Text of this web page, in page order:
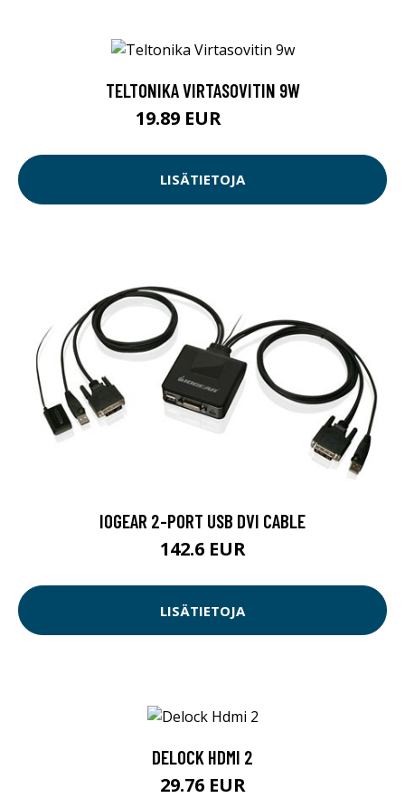
TELTONIKA VIRTASOVITIN 9W
19.89 EUR
LISÄTIETOJA
IOGEAR 2-PORT USB DVI CABLE
142.6 EUR
LISÄTIETOJA
DELOCK HDMI 2
29.76 EUR